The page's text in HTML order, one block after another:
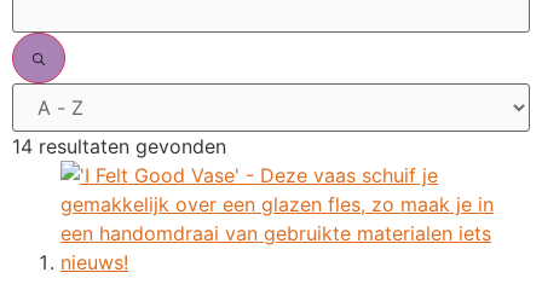
14 resultaten gevonden